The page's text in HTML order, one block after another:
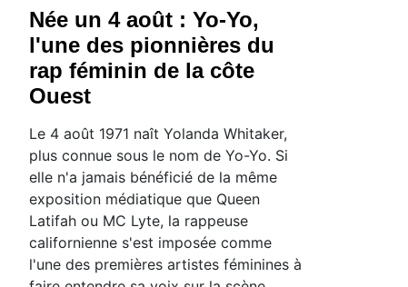
Née un 4 août : Yo-Yo,
l'une des pionnières du
rap féminin de la côte
Ouest
Le 4 août 1971 naît Yolanda Whitaker,
plus connue sous le nom de Yo-Yo. Si
elle n'a jamais bénéficié de la même
exposition médiatique que Queen
Latifah ou MC Lyte, la rappeuse
californienne s'est imposée comme
l'une des premières artistes féminines à